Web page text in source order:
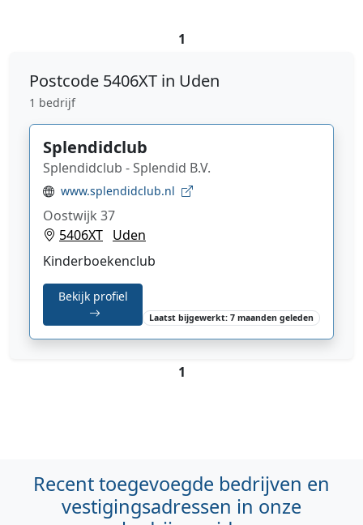
1
Postcode 5406XT in Uden
1 bedrijf
Splendidclub
Splendidclub - Splendid B.V.
www.splendidclub.nl
Oostwijk 37
5406XT Uden
Kinderboekenclub
Bekijk profiel
Laatst bijgewerkt: 7 maanden geleden
1
Recent toegevoegde bedrijven en
vestigingsadressen in onze